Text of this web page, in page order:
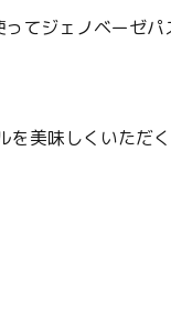
てジェノベーゼパ
を美味しくいただ